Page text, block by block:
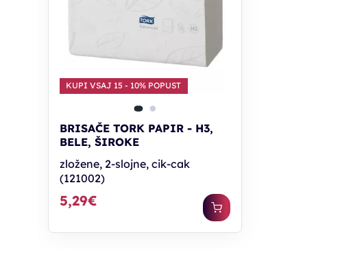
KUPI VSAJ 15 - 10% POPUST
BRISAČE TORK PAPIR - H3,
BELE, ŠIROKE
zložene, 2-slojne, cik-cak
(121002)
5,29€